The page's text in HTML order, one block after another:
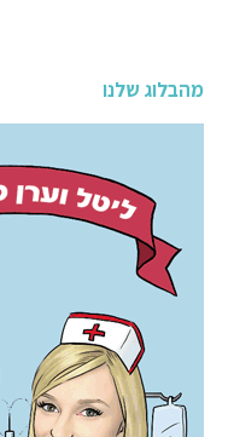
מהבלוג שלנו